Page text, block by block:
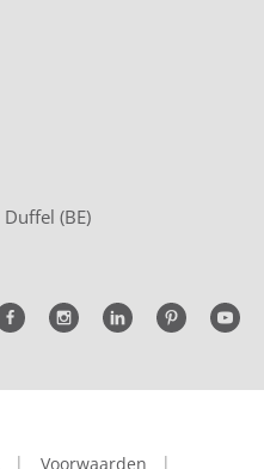
(BE)
Voorwaarden